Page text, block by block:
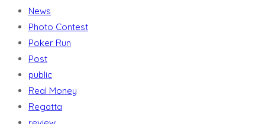
News
Photo Contest
Poker Run
Post
public
Real Money
Regatta